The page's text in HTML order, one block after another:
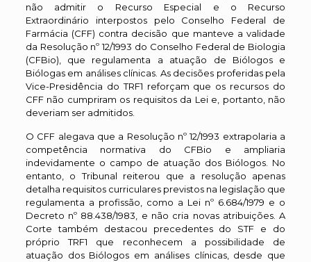
não admitir o Recurso Especial e o Recurso
Extraordinário interpostos pelo Conselho Federal de
Farmácia (CFF) contra decisão que manteve a validade
da Resolução nº 12/1993 do Conselho Federal de Biologia
(CFBio), que regulamenta a atuação de Biólogos e
Biólogas em análises clínicas. As decisões proferidas pela
Vice-Presidência do TRF1 reforçam que os recursos do
CFF não cumpriram os requisitos da Lei e, portanto, não
deveriam ser admitidos.
O CFF alegava que a Resolução nº 12/1993 extrapolaria a
competência normativa do CFBio e ampliaria
indevidamente o campo de atuação dos Biólogos. No
entanto, o Tribunal reiterou que a resolução apenas
detalha requisitos curriculares previstos na legislação que
regulamenta a profissão, como a Lei nº 6.684/1979 e o
Decreto nº 88.438/1983, e não cria novas atribuições. A
Corte também destacou precedentes do STF e do
próprio TRF1 que reconhecem a possibilidade de
atuação dos Biólogos em análises clínicas, desde que